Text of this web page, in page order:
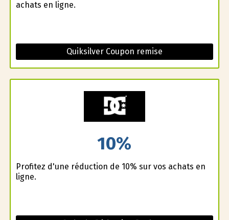
achats en ligne.
Quiksilver Coupon remise
10%
Profitez d'une réduction de 10% sur vos achats en
ligne.